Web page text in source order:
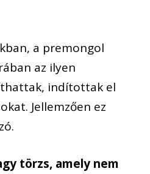
a premongol
az ilyen
indítottak el
Jellemzően ez
törzs, amely nem